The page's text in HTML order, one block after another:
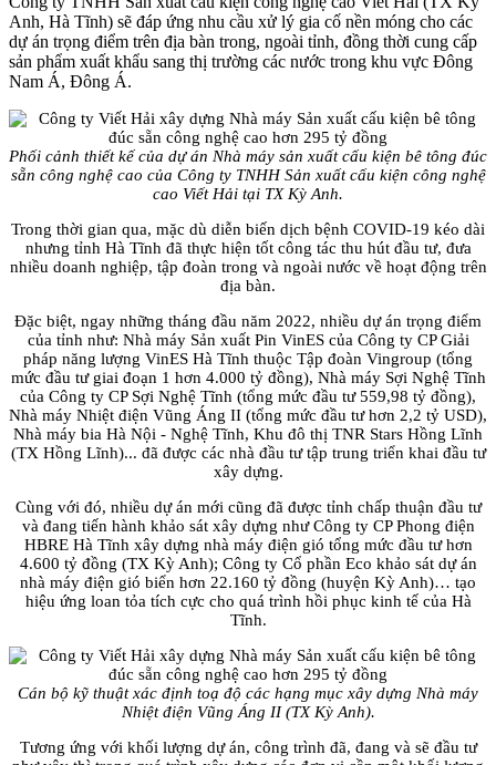
Anh, Hà Tĩnh) sẽ đáp ứng nhu cầu xử lý gia cố nền móng cho các
dự án trọng điểm trên địa bàn trong, ngoài tỉnh, đồng thời cung cấp
sản phẩm xuất khẩu sang thị trường các nước trong khu vực Đông
Nam Á, Đông Á.
Phối cảnh thiết kế của dự án Nhà máy sản xuất cấu kiện bê tông đúc
sẵn công nghệ cao của Công ty TNHH Sản xuất cấu kiện công nghệ
cao Viết Hải tại TX Kỳ Anh.
Trong thời gian qua, mặc dù diễn biến dịch bệnh COVID-19 kéo dài
nhưng tỉnh Hà Tĩnh đã thực hiện tốt công tác thu hút đầu tư, đưa
nhiều doanh nghiệp, tập đoàn trong và ngoài nước về hoạt động trên
địa bàn.
Đặc biệt, ngay những tháng đầu năm 2022, nhiều dự án trọng điểm
của tỉnh như: Nhà máy Sản xuất Pin VinES của Công ty CP Giải
pháp năng lượng VinES Hà Tĩnh thuộc Tập đoàn Vingroup (tổng
mức đầu tư giai đoạn 1 hơn 4.000 tỷ đồng), Nhà máy Sợi Nghệ Tĩnh
của Công ty CP Sợi Nghệ Tĩnh (tổng mức đầu tư 559,98 tỷ đồng),
Nhà máy Nhiệt điện Vũng Áng II (tổng mức đầu tư hơn 2,2 tỷ USD),
Nhà máy bia Hà Nội - Nghệ Tĩnh, Khu đô thị TNR Stars Hồng Lĩnh
(TX Hồng Lĩnh)... đã được các nhà đầu tư tập trung triển khai đầu tư
xây dựng.
Cùng với đó, nhiều dự án mới cũng đã được tỉnh chấp thuận đầu tư
và đang tiến hành khảo sát xây dựng như Công ty CP Phong điện
HBRE Hà Tĩnh xây dựng nhà máy điện gió tổng mức đầu tư hơn
4.600 tỷ đồng (TX Kỳ Anh); Công ty Cổ phần Eco khảo sát dự án
nhà máy điện gió biển hơn 22.160 tỷ đồng (huyện Kỳ Anh)… tạo
hiệu ứng loan tỏa tích cực cho quá trình hồi phục kinh tế của Hà
Tĩnh.
Cán bộ kỹ thuật xác định toạ độ các hạng mục xây dựng Nhà máy
Nhiệt điện Vũng Áng II (TX Kỳ Anh).
Tương ứng với khối lượng dự án, công trình đã, đang và sẽ đầu tư